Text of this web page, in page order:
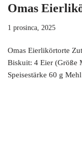
Omas
1 prosinca, 2025
Omas Eierlikörtorte
Biskuit: 4 Eier (Größe
Speisestärke 60 g